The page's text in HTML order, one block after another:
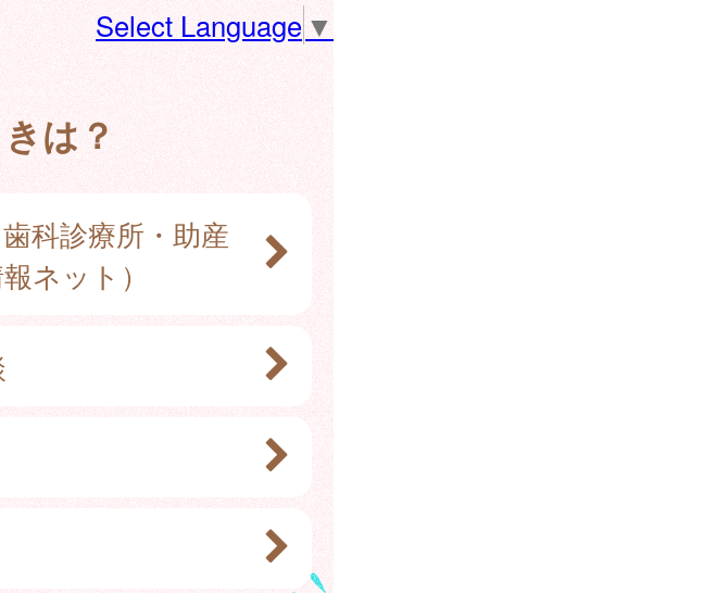
Select Language ▼
は？
科診療所・助産
ネット）